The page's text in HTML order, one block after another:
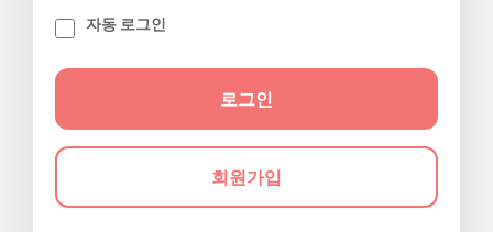
자동 로그인
회원가입